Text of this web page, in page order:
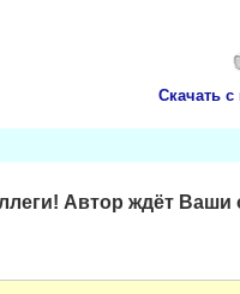
Скачать с
Автор ждёт Ваши